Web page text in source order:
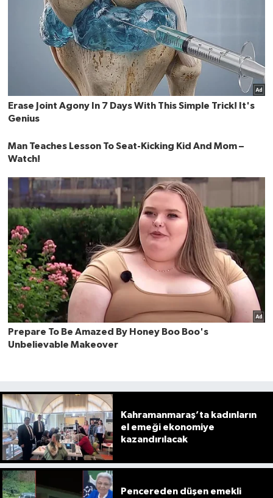
Kahramanmaraş’ta kadınların
el emeği ekonomiye
kazandırılacak
Pencereden düşen emekli